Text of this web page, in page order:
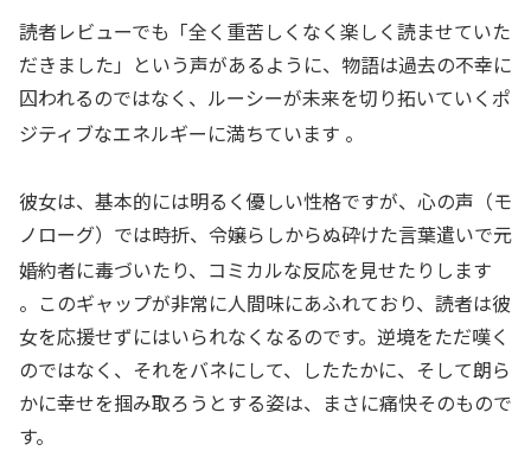
読者レビューでも「全く重苦しくなく楽しく読ませていた
だきました」という声があるように、物語は過去の不幸に
囚われるのではなく、ルーシーが未来を切り拓いていく ポ
ジティブなエネルギーに満ちています 。
彼女は、基本的には明るく優しい性格ですが、心の声（モ
ノローグ）では時折、令嬢らしからぬ砕けた言葉遣いで元
婚約者に毒づいたり、コミカルな反応を見せたりします
。このギャップが非常に人間味にあふれており、読者は彼
女を応援せずにはいられなくなるのです。逆境をただ嘆く
のではなく、それをバネにして、したたかに、そして朗ら
かに幸せを掴み取ろうとする姿は、まさに痛快そのもので
す。